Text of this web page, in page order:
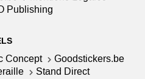
Publishing
Concept
Goodstickers.be
Stand Direct